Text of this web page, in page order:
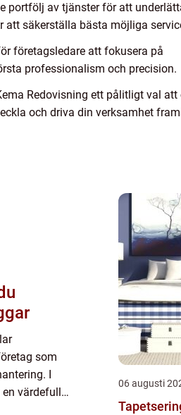
portfölj av tjänster för att
att säkerställa bästa möjliga
företagsledare att fokusera på
professionalism och precision.
Redovisning ett pålitligt val att
och driva din verksamhet
som
I
värdefull
06 augusti
Tapetsering så